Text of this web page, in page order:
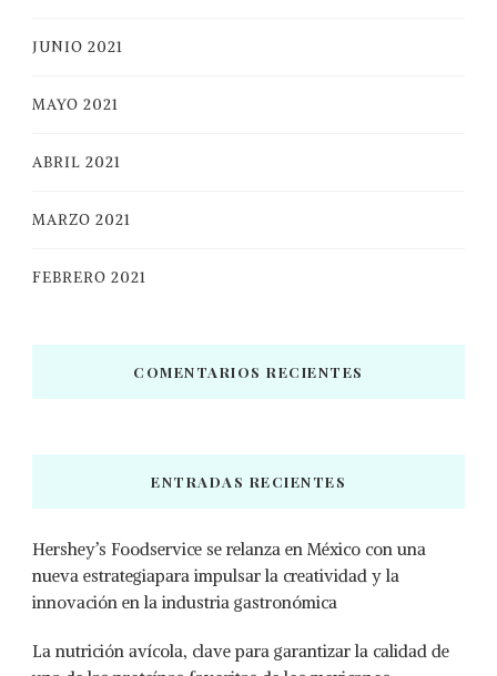
JUNIO 2021
MAYO 2021
ABRIL 2021
MARZO 2021
FEBRERO 2021
COMENTARIOS RECIENTES
ENTRADAS RECIENTES
Hershey’s Foodservice se relanza en México con una
nueva estrategiapara impulsar la creatividad y la
innovación en la industria gastronómica
La nutrición avícola, clave para garantizar la calidad de